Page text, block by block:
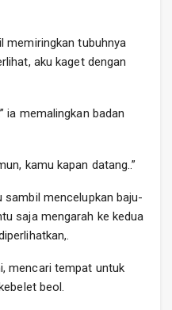
memiringkan tubuhnya
aku kaget dengan
ia memalingkan badan
kamu kapan datang..”
sambil mencelupkan baju-
saja mengarah ke kedua
mencari tempat untuk
beol.